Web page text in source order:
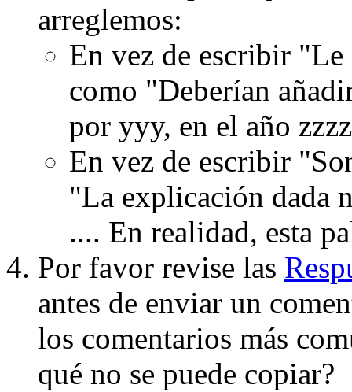
arreglemos:
En vez de escribir
como "Deberían
por yyy, en el año
En vez de escribir
"La explicación dada
.... En realidad, esta
Por favor revise las
antes de enviar un
los comentarios más
qué no se puede copiar?